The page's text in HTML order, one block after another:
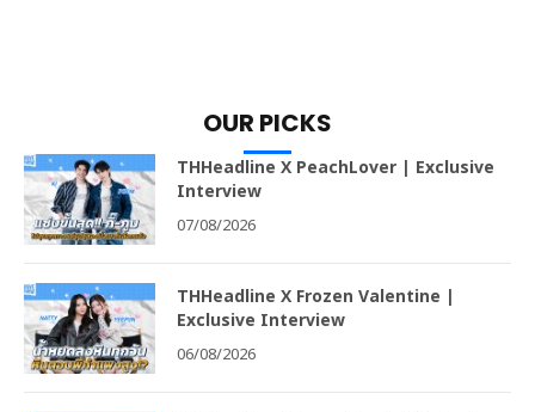
OUR PICKS
THHeadline X PeachLover | Exclusive
Interview
07/08/2026
THHeadline X Frozen Valentine |
Exclusive Interview
06/08/2026